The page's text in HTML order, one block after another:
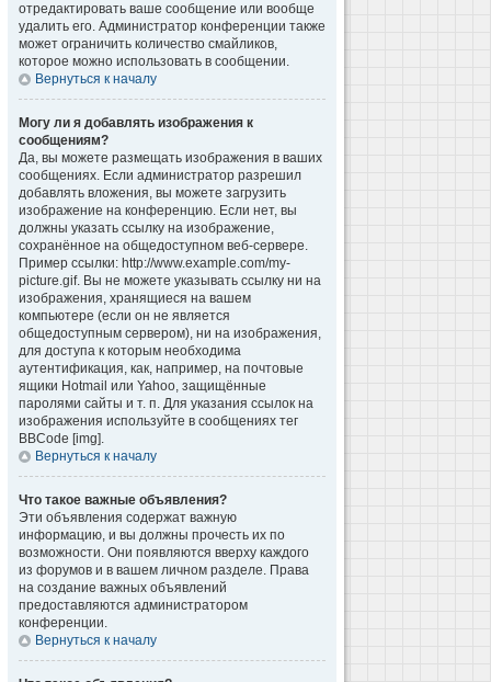
отредактировать ваше сообщение или вообще
удалить его. Администратор конференции также
может ограничить количество смайликов,
которое можно использовать в сообщении.
Вернуться к началу
Могу ли я добавлять изображения к
сообщениям?
Да, вы можете размещать изображения в ваших
сообщениях. Если администратор разрешил
добавлять вложения, вы можете загрузить
изображение на конференцию. Если нет, вы
должны указать ссылку на изображение,
сохранённое на общедоступном веб-сервере.
Пример ссылки: http://www.example.com/my-
picture.gif. Вы не можете указывать ссылку ни на
изображения, хранящиеся на вашем
компьютере (если он не является
общедоступным сервером), ни на изображения,
для доступа к которым необходима
аутентификация, как, например, на почтовые
ящики Hotmail или Yahoo, защищённые
паролями сайты и т. п. Для указания ссылок на
изображения используйте в сообщениях тег
BBCode [img].
Вернуться к началу
Что такое важные объявления?
Эти объявления содержат важную
информацию, и вы должны прочесть их по
возможности. Они появляются вверху каждого
из форумов и в вашем личном разделе. Права
на создание важных объявлений
предоставляются администратором
конференции.
Вернуться к началу